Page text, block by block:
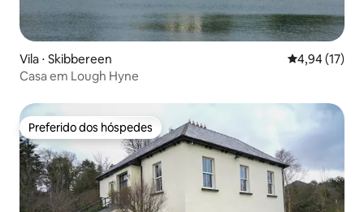
Vila ⋅ Skibbereen 4,94 de uma
4,94 (17)
Casa em Lough Hyne
Preferido dos hóspedes
Preferido dos hóspedes